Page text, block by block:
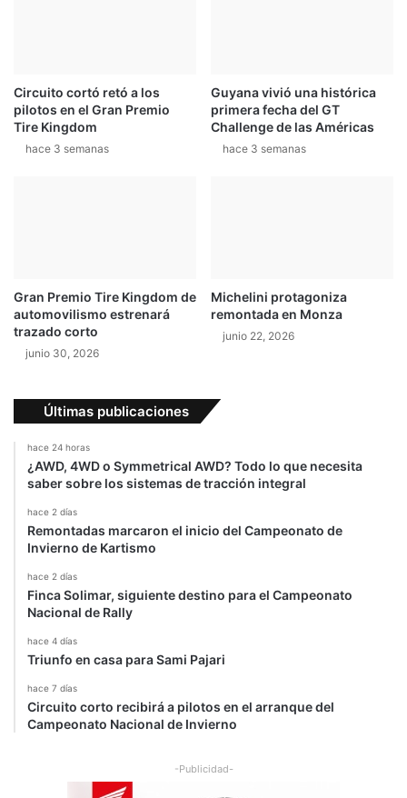
a
r
e
s
u
b
c
i
ó
n
Circuito cortó retó a los
pilotos en el Gran Premio
Tire Kingdom
hace 3 semanas
Guyana vivió una histórica
primera fecha del GT
Challenge de las Américas
hace 3 semanas
Gran Premio Tire Kingdom de
automovilismo estrenará
trazado corto
junio 30, 2026
Michelini protagoniza
remontada en Monza
junio 22, 2026
Últimas publicaciones
hace 24 horas
¿AWD, 4WD o Symmetrical AWD? Todo lo que necesita
saber sobre los sistemas de tracción integral
hace 2 días
Remontadas marcaron el inicio del Campeonato de
Invierno de Kartismo
hace 2 días
Finca Solimar, siguiente destino para el Campeonato
Nacional de Rally
hace 4 días
Triunfo en casa para Sami Pajari
hace 7 días
Circuito corto recibirá a pilotos en el arranque del
Campeonato Nacional de Invierno
-Publicidad-